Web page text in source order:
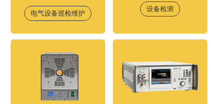
电气设备巡检维护
设备检测